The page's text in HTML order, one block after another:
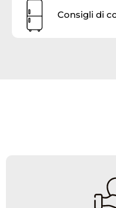
Consigli di